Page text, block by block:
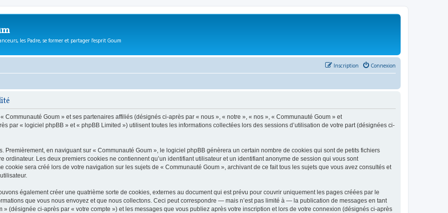
les Padre, se former et partager l'esprit Goum
Connexion
Inscription
Goum » et ses partenaires affiliés (désignés ci-après par « nous », « notre », « nos », « Communauté Goum » et
par « logiciel phpBB » et « phpBB Limited ») utilisent toutes les informations collectées lors des sessions d’utilisation de votre part (désignées ci-
Premièrement, en naviguant sur « Communauté Goum », le logiciel phpBB génèrera un certain nombre de cookies qui sont de petits fichiers
ordinateur. Les deux premiers cookies ne contiennent qu’un identifiant utilisateur et un identifiant anonyme de session qui vous sont
sera créé lors de votre navigation sur les sujets de « Communauté Goum », archivant de ce fait tous les sujets que vous avez consultés et
également créer une quatrième sorte de cookies, externes au document qui est prévu pour couvrir uniquement les pages créées par le
que vous nous envoyez et que nous collectons. Ceci peut correspondre — mais n’est pas limité à — la publication de messages en tant
» (désignée ci-après par « votre compte ») et les messages que vous publiez après votre inscription et lors de votre connexion (désignés ci-après